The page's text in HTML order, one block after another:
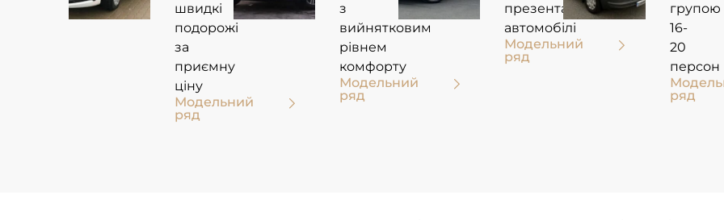
швидкі
подорожі
за
приємну
ціну
Модельний
ряд
з
вийнятковим
рівнем
комфорту
Модельний
ряд
презентабельні
автомобілі
Модельний
ряд
групою
16-
20
персон​
ряд